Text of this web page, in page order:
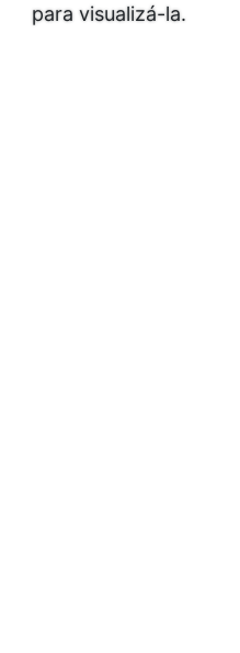
para visualizá-la.